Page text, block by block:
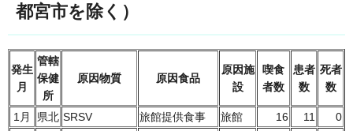
都宮市を除く）
発生
月
管轄
保健
所
原因物質 原因食品
原因施
設
喫食
者数
患者
数
死者
数
1月 県北 SRSV 旅館提供食事 旅館 16 11 0